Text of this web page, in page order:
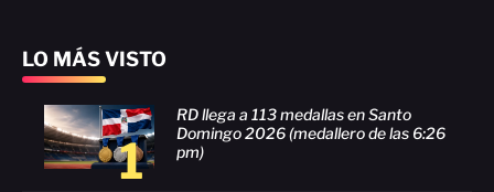
LO MÁS VISTO
1
RD llega a 113 medallas en Santo
Domingo 2026 (medallero de las 6:26
pm)